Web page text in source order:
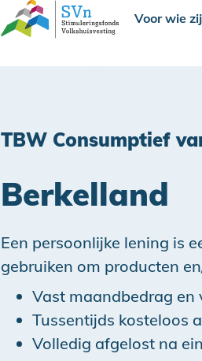
Voor wie
TBW Consumptief
Berkelland
Een persoonlijke lening is
gebruiken om producten
Vast maandbedrag en
Tussentijds kosteloos
Volledig afgelost na